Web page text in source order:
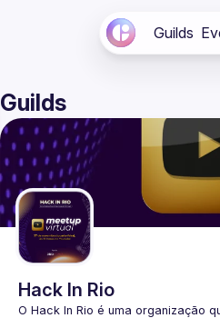
Guilds
Guilds
Hack In Rio
O Hack In Rio é uma organização